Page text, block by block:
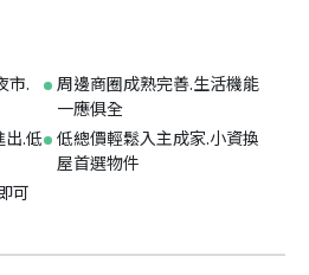
市.
周邊商圈成熟完善.生活機能
一應俱全
.低
低總價輕鬆入主成家.小資換
屋首選物件
可